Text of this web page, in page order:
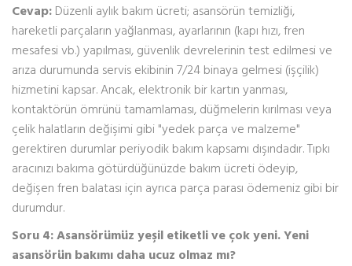
Cevap: Düzenli aylık bakım ücreti; asansörün temizliği,
hareketli parçaların yağlanması, ayarlarının (kapı hızı, fren
mesafesi vb.) yapılması, güvenlik devrelerinin test edilmesi ve
arıza durumunda servis ekibinin 7/24 binaya gelmesi (işçilik)
hizmetini kapsar. Ancak, elektronik bir kartın yanması,
kontaktörün ömrünü tamamlaması, düğmelerin kırılması veya
çelik halatların değişimi gibi "yedek parça ve malzeme"
gerektiren durumlar periyodik bakım kapsamı dışındadır. Tıpkı
aracınızı bakıma götürdüğünüzde bakım ücreti ödeyip,
değişen fren balatası için ayrıca parça parası ödemeniz gibi bir
durumdur.
Soru 4: Asansörümüz yeşil etiketli ve çok yeni. Yeni
asansörün bakımı daha ucuz olmaz mı?